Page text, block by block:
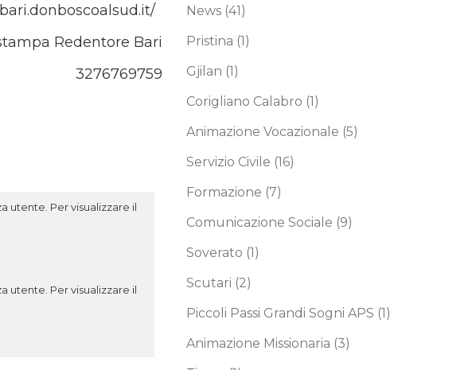
Redentore Bari
3276769759
utente. Per visualizzare il
utente. Per visualizzare il
News (41)
Pristina (1)
Gjilan (1)
Corigliano Calabro (1)
Animazione Vocazionale (5)
Servizio Civile (16)
Formazione (7)
Comunicazione Sociale (9)
Soverato (1)
Scutari (2)
Piccoli Passi Grandi Sogni APS (1)
Animazione Missionaria (3)